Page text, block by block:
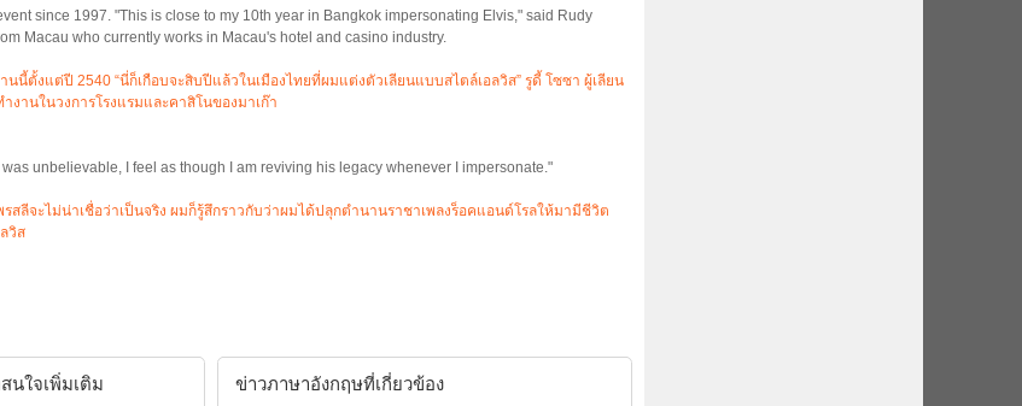
since 1997. "This is close to my 10th year in Bangkok impersonating Elvis," said Rudy
Macau who currently works in Macau's hotel and casino industry.
นนี้ตั้งแต่ปี 2540 “นี่ก็เกือบจะสิบปีแล้วในเมืองไทยที่ผมแต่งตัวเลียนแบบสไตล์เอลวิส” รูดี้ โซซา ผู้เลียน
งานในวงการโรงแรมและคาสิโนของมาเก๊า
unbelievable, I feel as though I am reviving his legacy whenever I impersonate."
รสลีจะไม่น่าเชื่อว่าเป็นจริง ผมก็รู้สึกราวกับว่าผมได้ปลุกตำนานราชาเพลงร็อคแอนด์โรลให้มามีชีวิต
วิส
นใจเพิ่มเติม ข่าวภาษาอังกฤษที่เกี่ยวข้อง